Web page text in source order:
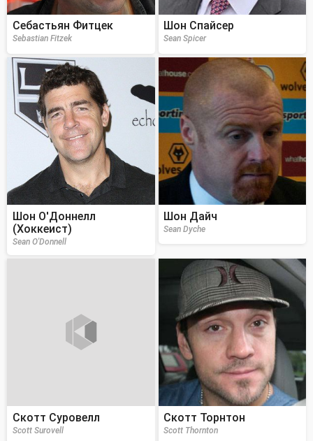
Себастьян Фитцек
Sebastian Fitzek
Шон Спайсер
Sean Spicer
Шон О'Доннелл
(Хоккеист)
Sean O'Donnell
Шон Дайч
Sean Dyche
Скотт Суровелл
Scott Surovell
Скотт Торнтон
Scott Thornton